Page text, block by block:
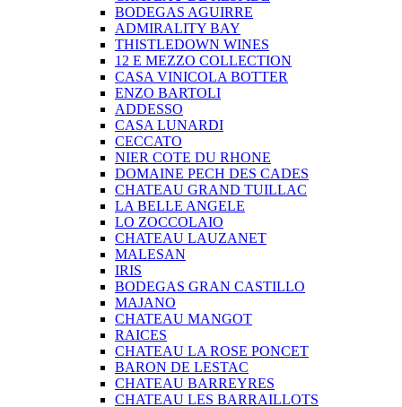
BODEGAS AGUIRRE
ADMIRALITY BAY
THISTLEDOWN WINES
12 E MEZZO COLLECTION
CASA VINICOLA BOTTER
ENZO BARTOLI
ADDESSO
CASA LUNARDI
CECCATO
NIER COTE DU RHONE
DOMAINE PECH DES CADES
CHATEAU GRAND TUILLAC
LA BELLE ANGELE
LO ZOCCOLAIO
CHATEAU LAUZANET
MALESAN
IRIS
BODEGAS GRAN CASTILLO
MAJANO
CHATEAU MANGOT
RAICES
CHATEAU LA ROSE PONCET
BARON DE LESTAC
CHATEAU BARREYRES
CHATEAU LES BARRAILLOTS